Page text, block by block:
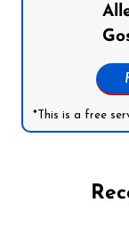
*This is a free